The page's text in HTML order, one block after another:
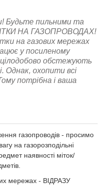
Будьте пильними та
НА ГАЗОПРОВОДАХ!
на газових мережах
у посиленому
цілодобово обстежують
Однак, охопити всі
потрібна і ваша
газопроводів - просимо
на газорозподільні
наявності міток/
мережах - ВІДРАЗУ